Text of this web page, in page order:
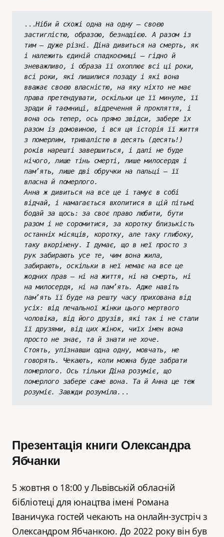
...Ніби й схожі одна на одну – своєю
застиглістю, образою, безнадією. А разом із
тим – дуже різні. Діна дивиться на смерть, як
і належить єдиній спадкоємиці – гідно й
зневажливо, і образа її охоплює всі ці роки,
всі роки, які лишилися позаду і які вона
вважає своєю власністю, на яку ніхто не має
права претендувати, оскільки це її минуле, її
зради й таємниці, відречення й прокляття, і
вона ось тепер, ось прямо звідси, забере їх
разом із домовиною, і вся ця історія її життя
з померлим, тривалістю в десять (десять!)
років нарешті завершиться, і далі не буде
нічого, лише тінь смерті, лише милосердя і
пам’ять, лише дві обручки на пальці – її
власна й померлого.
Анна ж дивиться на все це і тамує в собі
відчай, і намагається вхопитися в цій пітьмі
бодай за щось: за своє право любити, бути
разом і не соромитися, за коротку близькість
останніх місяців, коротку, але таку глибоку,
таку вкорінену. І думає, що в неї просто з
рук забирають усе те, чим вона жила,
забирають, оскільки в неї немає на все це
жодних прав – ні на життя, ні на смерть, ні
на милосердя, ні на пам’ять. Адже навіть
пам’ять її буде на решту часу прихована від
усіх: від печальної жінки цього мертвого
чоловіка, від його друзів, які так і не стали
її друзями, від цих жінок, чиїх імен вона
просто не знає, та й знати не хоче.
Стоять, упізнавши одна одну, мовчать, не
говорять. Чекають, коли можна буде забрати
померлого. Ось тільки Діна розуміє, що
померлого забере саме вона. Та й Анна це теж
розуміє. Завжди розуміла. ..
Презентація книги Олександра
Ябчанки
5 жовтня о 18:00 у Львівській обласній
бібліотеці для юнацтва імені Романа
Іваничука гостей чекають на онлайн-зустріч з
Олександром Ябчанкою. До 2022 року він був